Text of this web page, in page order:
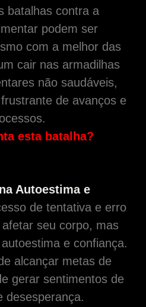
batalhas contra a
podem ser
com a melhor das
cair nas armadilhas
não saudáveis,
de avanços e
esta batalha?
Autoestima e
de tentativa e erro
seu corpo, mas
e confiança.
alcançar metas de
gerar sentimentos de
desesperança.